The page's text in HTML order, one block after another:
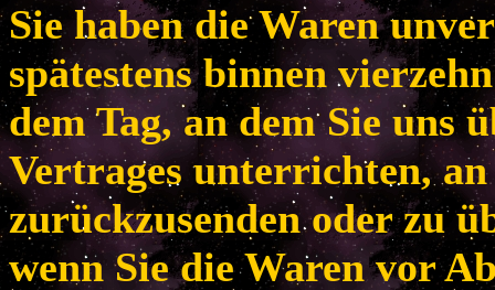
Sie haben die Waren
spätestens binnen
dem Tag, an dem Sie uns
Vertrages unterrichten, an
zurückzusenden oder zu
wenn Sie die Waren vor